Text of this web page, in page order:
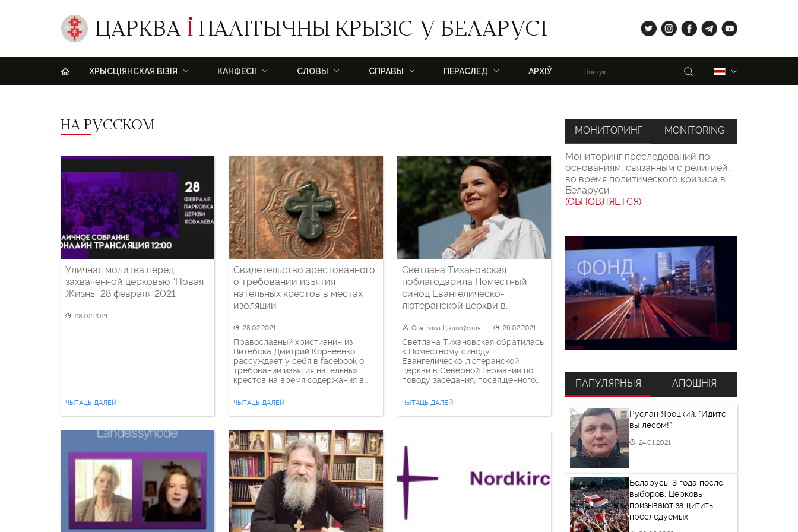
ЦАРКВА І ПАЛІТЫЧНЫ КРЫЗІС У БЕЛАРУСІ
ХРЫСЦІЯНСКАЯ ВІЗІЯ КАНФЕСІІ СЛОВЫ СПРАВЫ ПЕРАСЛЕД АРХІЎ Пошук
tw ig fb tg yt
НА РУССКОМ
Уличная молитва перед
захваченной церковью “Новая
Жизнь” 28 февраля 2021
28.02.2021
ЧЫТАЦЬ ДАЛЕЙ
Свидетельство арестованного
о требовании изъятия
нательных крестов в местах
изоляции
28.02.2021
Православный христианин из
Витебска Дмитрий Корнеенко
рассуждает у себя в facebook о
требовании изъятия нательных
крестов на время содержания в
РОВД и т. д.): Наибольшее
непонимание в условиях
задержания у меня как верующего
нательного крестика. Конечно,
запрет на металлические
предметы с колюще-режущей
кромкой и на шнурки и им […]
ЧЫТАЦЬ ДАЛЕЙ
Светлана Тихановская
поблагодарила Поместный
синод Евангелическо-
лютеранской церкви в
поддержку демократических
активистов Беларуси
Святлана Ціханоўская 26.02.2021
Светлана Тихановская обратилась
к Поместному синоду
Евангелическо-лютеранской
церкви в Северной Германии по
поводу заседания, посвященного
которая с начала мирных
протестов очень внимательно
следит за происходящим в
в поддержку белорусских
политзаключенных, в частности
одной из «крёстных» стала
епископиня региона Гамбурга и
Любека Кирстен Ферс.
«Уважаемый Президиум, […]
ЧЫТАЦЬ ДАЛЕЙ
МОНИТОРИНГ
Мониторинг преследований по
основаниям, связанным с религией,
во время политического кризиса в
Беларуси
(ОБНОВЛЯЕТСЯ)
MONITORING
ПАПУЛЯРНЫЯ
Руслан Яроцкий. “Идите
вы лесом!”
24.01.2021
Беларусь, 3 года после
выборов: Церковь
призывают защитить
преследуемых
АПОШНІЯ